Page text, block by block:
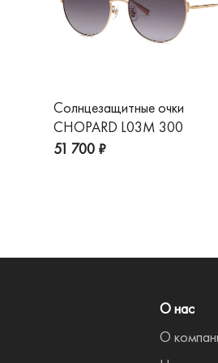
Солнцезащитные очки
CHOPARD L03M 300
51 700 ₽
О нас
О